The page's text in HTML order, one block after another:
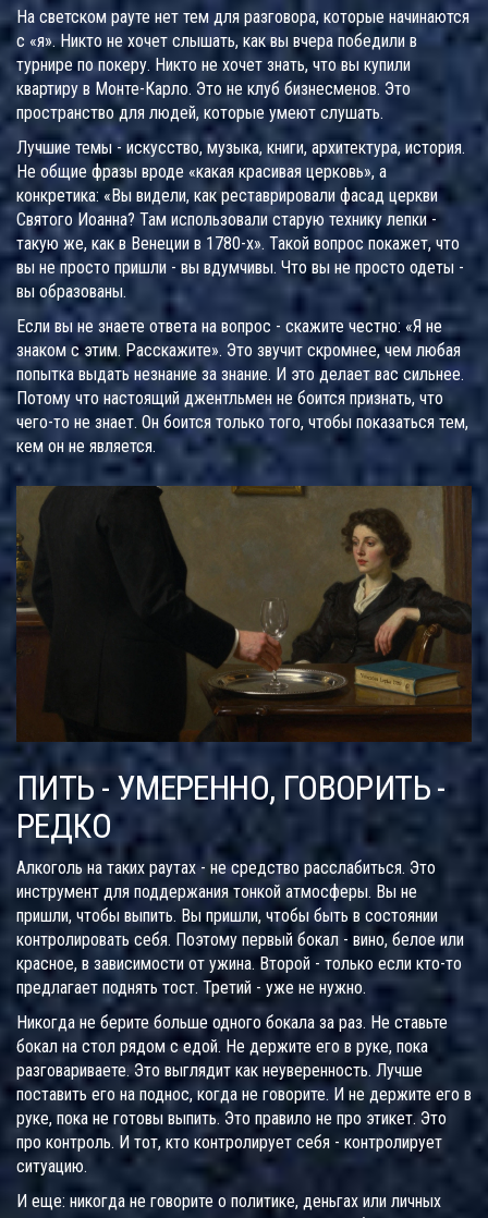
На светском рауте нет тем для разговора, которые начинаются
с «я». Никто не хочет слышать, как вы вчера победили в
турнире по покеру. Никто не хочет знать, что вы купили
квартиру в Монте-Карло. Это не клуб бизнесменов. Это
пространство для людей, которые умеют слушать.
Лучшие темы - искусство, музыка, книги, архитектура, история.
Не общие фразы вроде «какая красивая церковь», а
конкретика: «Вы видели, как реставрировали фасад церкви
Святого Иоанна? Там использовали старую технику лепки -
такую же, как в Венеции в 1780-х». Такой вопрос покажет, что
вы не просто пришли - вы вдумчивы. Что вы не просто одеты -
вы образованы.
Если вы не знаете ответа на вопрос - скажите честно: «Я не
знаком с этим. Расскажите». Это звучит скромнее, чем любая
попытка выдать незнание за знание. И это делает вас сильнее.
Потому что настоящий джентльмен не боится признать, что
чего-то не знает. Он боится только того, чтобы показаться тем,
кем он не является.
ПИТЬ - УМЕРЕННО, ГОВОРИТЬ -
РЕДКО
Алкоголь на таких раутах - не средство расслабиться. Это
инструмент для поддержания тонкой атмосферы. Вы не
пришли, чтобы выпить. Вы пришли, чтобы быть в состоянии
контролировать себя. Поэтому первый бокал - вино, белое или
красное, в зависимости от ужина. Второй - только если кто-то
предлагает поднять тост. Третий - уже не нужно.
Никогда не берите больше одного бокала за раз. Не ставьте
бокал на стол рядом с едой. Не держите его в руке, пока
разговариваете. Это выглядит как неуверенность. Лучше
поставить его на поднос, когда не говорите. И не держите его в
руке, пока не готовы выпить. Это правило не про этикет. Это
про контроль. И тот, кто контролирует себя - контролирует
ситуацию.
И еще: никогда не говорите о политике, деньгах или личных